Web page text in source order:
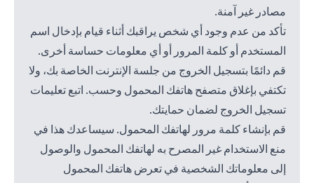
مصادر غير آمنة.
تأكد من عدم وجود أي شخص يراقبك أثناء قيام بإدخال اسم
المستخدم أو كلمة المرور أو أي معلومات حساسة أخرى.
قم دائمًا بتسجيل الخروج من جلسة الإنترنت الخاصة بك، ولا
تكتفي بإغلاق متصفح هاتفك المحمول وحسب. اتبع تعليمات
تسجيل الخروج لضمان حمايتك.
قم بإنشاء كلمة مرور لهاتفك المحمول. سيساعدك هذا في
منع الاستخدام غير المصرح به لهاتفك المحمول والوصول
إلى معلوماتك الشخصية في تعرض هاتفك المحمول